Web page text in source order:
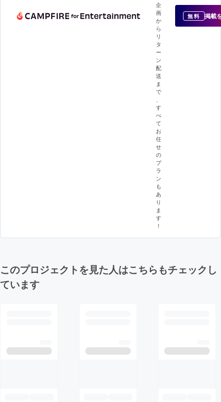
企
画
か
ら
リ
タ
ー
ン
配
送
ま
で
す
べ
て
お
任
せ
の
プ
ラ
ン
も
あ
り
ま
す
！
無料 掲載
このプロジェクトを見た人はこちらもチェックし
ています